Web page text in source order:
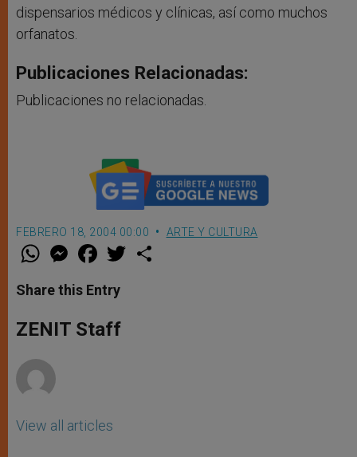
dispensarios médicos y clínicas, así como muchos
orfanatos.
Publicaciones Relacionadas:
Publicaciones no relacionadas.
FEBRERO 18, 2004 00:00 ARTE Y CULTURA
W
t
s
p
p
M
e
s
e
g
e
F
a
e
b
o
k
w
Share this Entry
ZENIT Staff
View all articles